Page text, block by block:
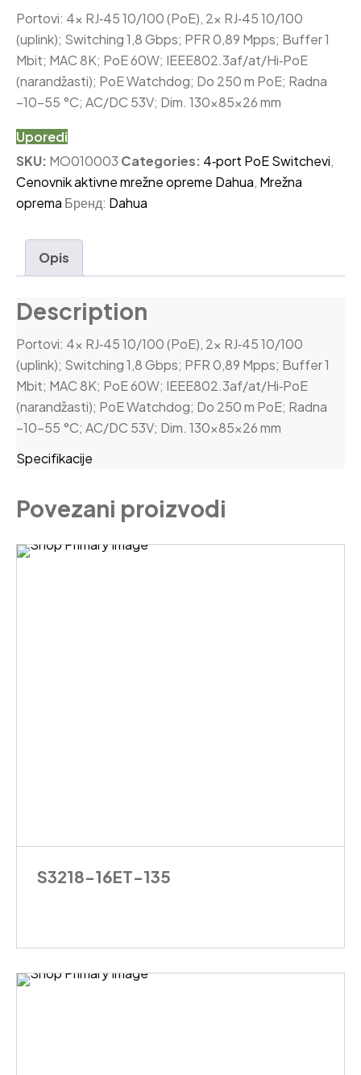
Portovi: 4× RJ‑45 10/100 (PoE), 2× RJ‑45 10/100
(uplink); Switching 1,8 Gbps; PFR 0,89 Mpps; Buffer 1
Mbit; MAC 8K; PoE 60W; IEEE802.3af/at/Hi‑PoE
(narandžasti); PoE Watchdog; Do 250 m PoE; Radna
−10–55 °C; AC/DC 53V; Dim. 130×85×26 mm
Uporedi
SKU: MO010003 Categories: 4‑port PoE Switchevi,
Cenovnik aktivne mrežne opreme Dahua, Mrežna
oprema Бренд: Dahua
Opis
Description
Portovi: 4× RJ‑45 10/100 (PoE), 2× RJ‑45 10/100
(uplink); Switching 1,8 Gbps; PFR 0,89 Mpps; Buffer 1
Mbit; MAC 8K; PoE 60W; IEEE802.3af/at/Hi‑PoE
(narandžasti); PoE Watchdog; Do 250 m PoE; Radna
−10–55 °C; AC/DC 53V; Dim. 130×85×26 mm
Specifikacije
Povezani proizvodi
S3218-16ET-135